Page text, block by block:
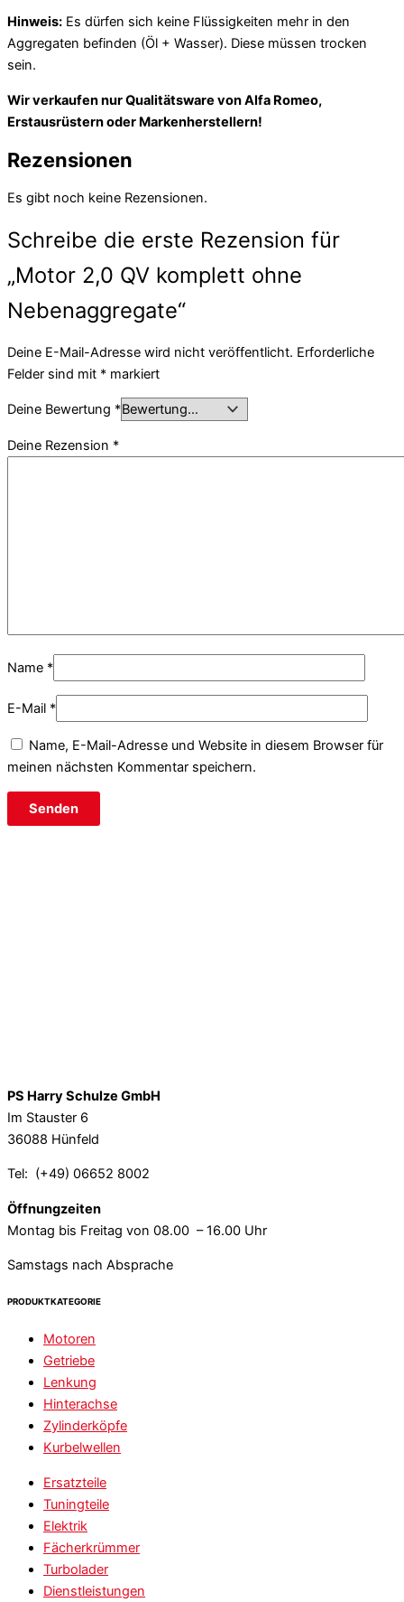
Hinweis: Es dürfen sich keine Flüssigkeiten mehr in den
Aggregaten befinden (Öl + Wasser). Diese müssen trocken
sein.
Wir verkaufen nur Qualitätsware von Alfa Romeo,
Erstausrüstern oder Markenherstellern!
Rezensionen
Es gibt noch keine Rezensionen.
Schreibe die erste Rezension für
„Motor 2,0 QV komplett ohne
Nebenaggregate“
Deine E-Mail-Adresse wird nicht veröffentlicht. Erforderliche
Felder sind mit * markiert
Deine Bewertung *
Deine Rezension *
Name *
E-Mail *
Name, E-Mail-Adresse und Website in diesem Browser für
meinen nächsten Kommentar speichern.
PS Harry Schulze GmbH
Im Stauster 6
36088 Hünfeld
Tel: (+49) 06652 8002
Öffnungzeiten
Montag bis Freitag von 08.00 – 16.00 Uhr
Samstags nach Absprache
PRODUKTKATEGORIE
Motoren
Getriebe
Lenkung
Hinterachse
Zylinderköpfe
Kurbelwellen
Ersatzteile
Tuningteile
Elektrik
Fächerkrümmer
Turbolader
Dienstleistungen